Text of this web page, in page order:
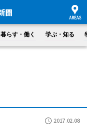
暮らす・働く 学ぶ・知る
2017.02.08